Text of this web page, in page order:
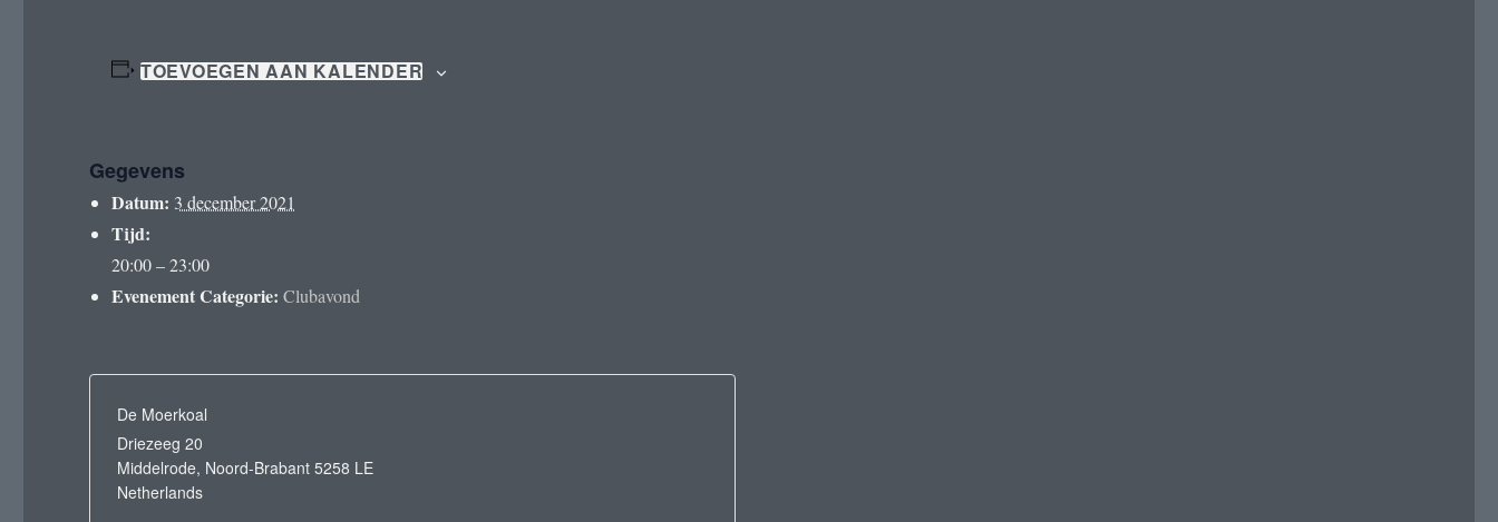
TOEVOEGEN AAN KALENDER
Gegevens
Datum: 3 december 2021
Tijd:
20:00 – 23:00
Evenement Categorie: Clubavond
De Moerkoal
Driezeeg 20
Middelrode, Noord-Brabant 5258 LE
Netherlands